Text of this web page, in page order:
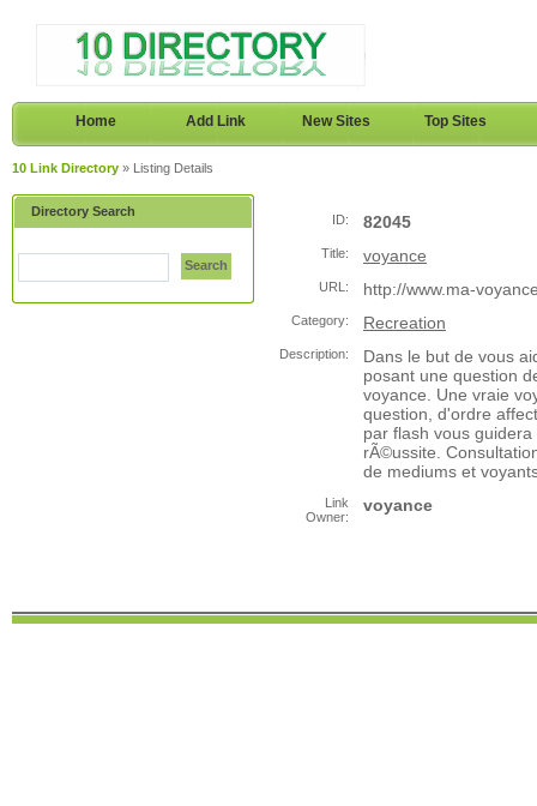
Home Add Link New Sites Top Sites
10 Link Directory » Listing Details
Directory Search
Search
ID: 82045
Title: voyance
URL: http://www.ma-
Category: Recreation
Description:
Dans le but de vous
posant une question
voyance. Une vraie
question, d'ordre
par flash vous
rÃ©ussite.
de mediums et
Link
Owner:
voyance